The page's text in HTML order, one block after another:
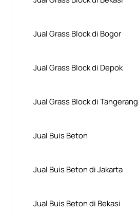
Jual Grass Block di Bogor
Jual Grass Block di Depok
Jual Grass Block di Tangerang
Jual Buis Beton
Jual Buis Beton di Jakarta
Jual Buis Beton di Bekasi